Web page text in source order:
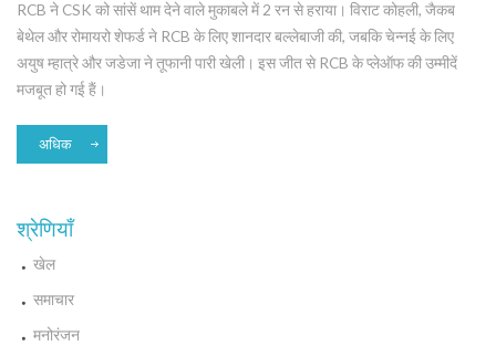
RCB ने CSK को सांसें थाम देने वाले मुकाबले में 2 रन से हराया। विराट कोहली, जैकब
बेथेल और रोमायरो शेफर्ड ने RCB के लिए शानदार बल्लेबाजी की, जबकि चेन्नई के लिए
अयुष म्हात्रे और जडेजा ने तूफानी पारी खेली। इस जीत से RCB के प्लेऑफ की उम्मीदें
मजबूत हो गई हैं।
अधिक
श्रेणियाँ
खेल
समाचार
मनोरंजन